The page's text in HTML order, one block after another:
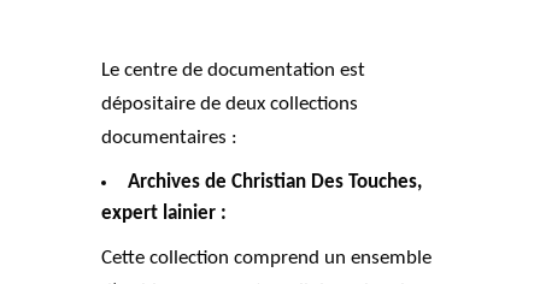
Le centre de documentation est
dépositaire de deux collections
documentaires :
Archives de Christian Des Touches,
expert lainier :
Cette collection comprend un ensemble